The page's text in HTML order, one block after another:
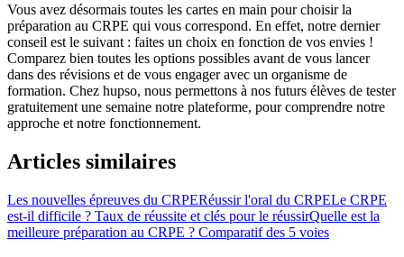
Vous avez désormais toutes les cartes en main pour choisir la
préparation au CRPE qui vous correspond. En effet, notre dernier
conseil est le suivant : faites un choix en fonction de vos envies !
Comparez bien toutes les options possibles avant de vous lancer
dans des révisions et de vous engager avec un organisme de
formation. Chez hupso, nous permettons à nos futurs élèves de tester
gratuitement une semaine notre plateforme, pour comprendre notre
approche et notre fonctionnement.
Articles similaires
Les nouvelles épreuves du CRPERéussir l'oral du CRPELe CRPE
est-il difficile ? Taux de réussite et clés pour le réussirQuelle est la
meilleure préparation au CRPE ? Comparatif des 5 voies